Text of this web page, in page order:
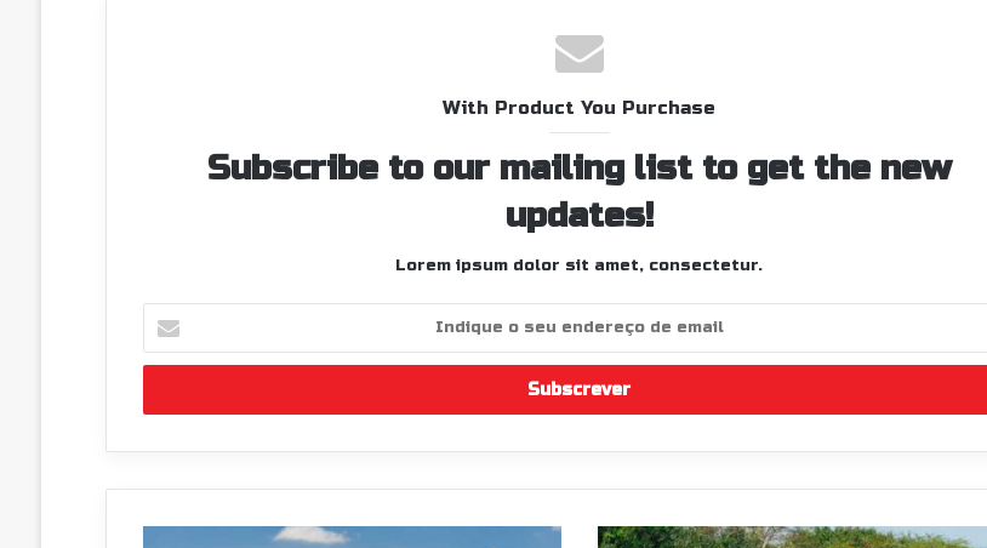
With Product You Purchase
Subscribe to our mailing list to get the new
updates!
Lorem ipsum dolor sit amet, consectetur.
seu
de
Salvação